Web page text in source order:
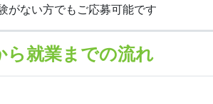
がない方でもご応募可能です
ら就業までの流れ